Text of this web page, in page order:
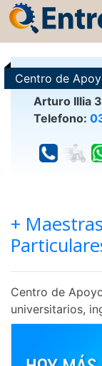
Centro de
Arturo Illia
Telefono:
+
Centro de
universitarios,